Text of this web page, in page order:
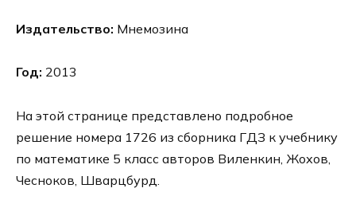
Издательство: Мнемозина
Год: 2013
На этой странице представлено подробное
решение номера 1726 из сборника ГДЗ к учебнику
по математике 5 класс авторов Виленкин, Жохов,
Чесноков, Шварцбурд.